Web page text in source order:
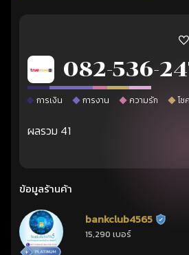
082-536-
การเงิน การงาน ความรัก โช
ผลรวม 41
ข้อมูลร้านค้า
bankclub4565 ร้านยืน
15,290 เบอร์